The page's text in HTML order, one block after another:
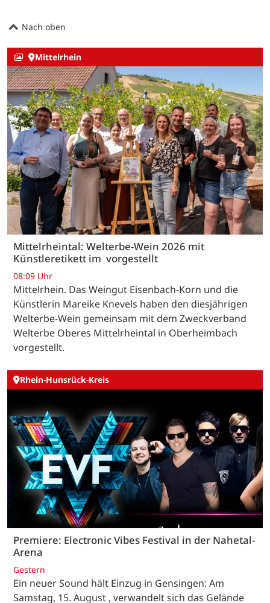
Nach oben
Mittelrhein
Mittelrheintal: Welterbe-Wein 2026 mit
Künstleretikett im vorgestellt
08:09 Uhr
Mittelrhein. Das Weingut Eisenbach-Korn und die
Künstlerin Mareike Knevels haben den diesjährigen
Welterbe-Wein gemeinsam mit dem Zweckverband
Welterbe Oberes Mittelrheintal in Oberheimbach
vorgestellt.
Rhein-Hunsrück-Kreis
Premiere: Electronic Vibes Festival in der Nahetal-
Arena
Gestern
Ein neuer Sound hält Einzug in Gensingen: Am
Samstag, 15. August , verwandelt sich das Gelände